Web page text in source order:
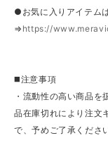
●お気に入りアイテム
⇒ https://
◼️注意事項
・流動性の高い商品
品在庫切れにより注文
で、予めご了承くださ